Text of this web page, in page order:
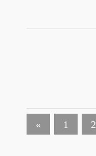
«
1 2